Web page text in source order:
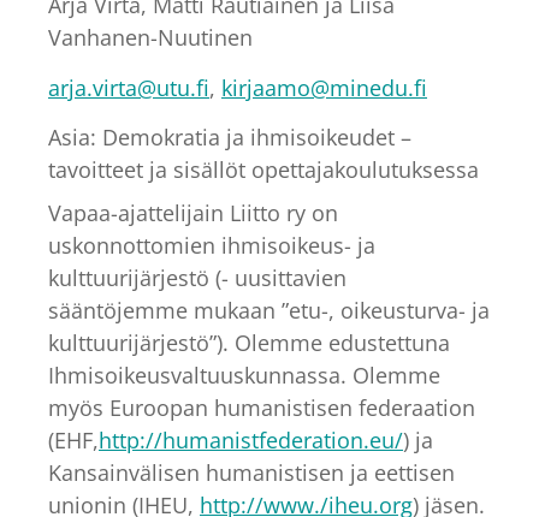
Vanhanen-Nuutinen
arja.virta@utu.fi, kirjaamo@minedu.fi
Asia: Demokratia ja ihmisoikeudet –
tavoitteet ja sisällöt opettajakoulutuksessa
Vapaa-ajattelijain Liitto ry on
uskonnottomien ihmisoikeus- ja
kulttuurijärjestö (- uusittavien
sääntöjemme mukaan ”etu-, oikeusturva- ja
kulttuurijärjestö”). Olemme edustettuna
Ihmisoikeusvaltuuskunnassa. Olemme
myös Euroopan humanistisen federaation
(EHF,http://humanistfederation.eu/) ja
Kansainvälisen humanistisen ja eettisen
unionin (IHEU, http://www./iheu.org) jäsen.